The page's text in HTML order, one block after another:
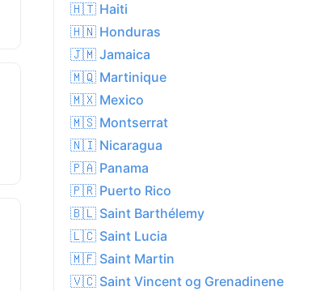
🇭🇹 Haiti
🇭🇳 Honduras
🇯🇲 Jamaica
🇲🇶 Martinique
🇲🇽 Mexico
🇲🇸 Montserrat
🇳🇮 Nicaragua
🇵🇦 Panama
🇵🇷 Puerto Rico
🇧🇱 Saint Barthélemy
🇱🇨 Saint Lucia
🇲🇫 Saint Martin
🇻🇨 Saint Vincent og Grenadinene